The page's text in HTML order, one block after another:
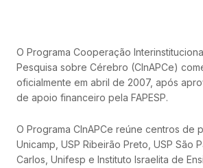
O Programa Cooperação
Pesquisa sobre Cérebro (CInAPCe)
oficialmente em abril de 2007, após
de apoio financeiro pela FAPESP.
O Programa CInAPCe reúne centros de
Unicamp, USP Ribeirão Preto, USP São
Carlos, Unifesp e Instituto Israelita de